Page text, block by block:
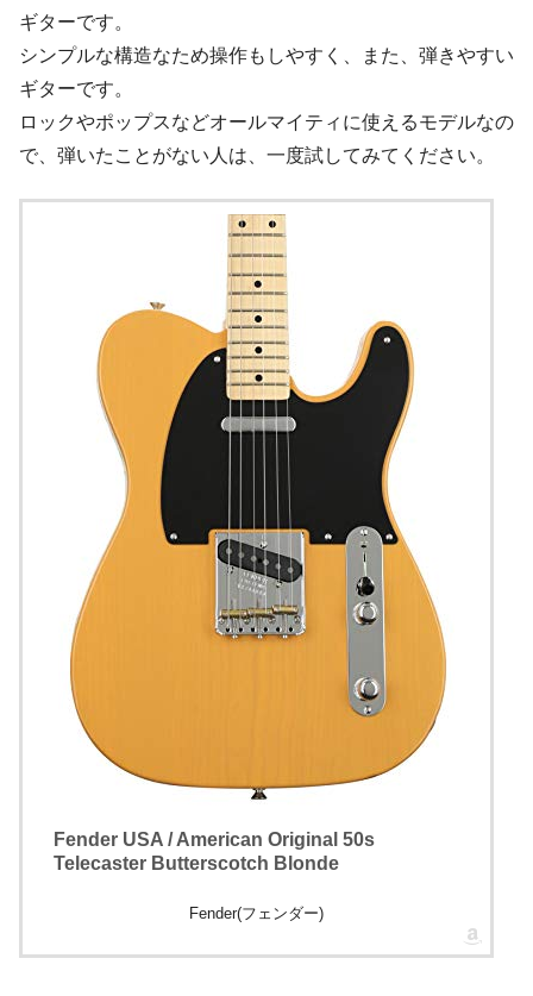
ギターです。
シンプルな構造なため操作もしやすく、また、弾きやすい
ギターです。
ロックやポップスなどオールマイティに使えるモデルなの
で、弾いたことがない人は、一度試してみてください。
Fender USA / American Original 50s
Telecaster Butterscotch Blonde
Fender(フェンダー)